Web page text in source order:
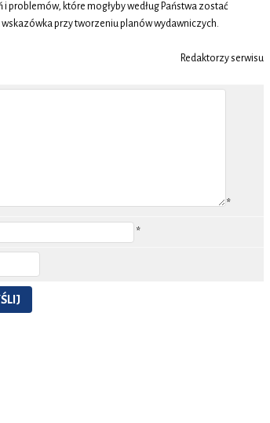
problemów, które mogłyby według Państwa zostać
przy tworzeniu planów wydawniczych.
Redaktorzy serwisu
*
*